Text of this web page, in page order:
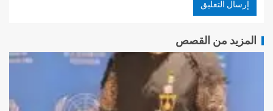
المزيد من القصص